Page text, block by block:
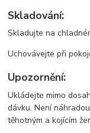
Skladování:
Skladujte na
Uchovávejte při
Upozornění:
Ukládejte mimo
dávku. Není
těhotným a kojícím